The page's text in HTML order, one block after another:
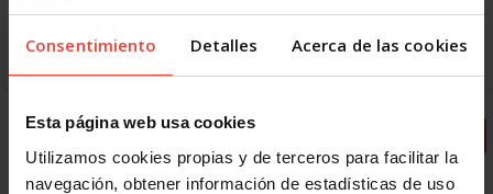
Consentimiento Detalles Acerca de las cookies
Esta página web usa cookies
Utilizamos cookies propias y de terceros para facilitar la
navegación, obtener información de estadísticas de uso
Este fin de semana, se ha celebrado en Madrid una reunión
Inversión y la Impunidad Corporativa,…
« Primero Anterior 2
7
8 9 10 Siguiente Último »